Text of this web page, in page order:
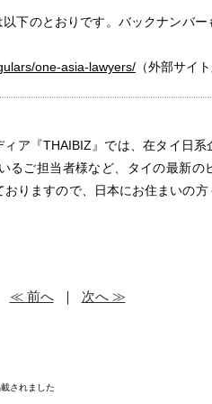
されました
下のとおりです。バックナンバ
one-asia-lawyers/ （外部サイ
ア『THAIBIZ』では、在タイ日
るご担当者様など、タイの最新の
りますので、日本にお住まいの
≪ 前へ｜ 次へ ≫